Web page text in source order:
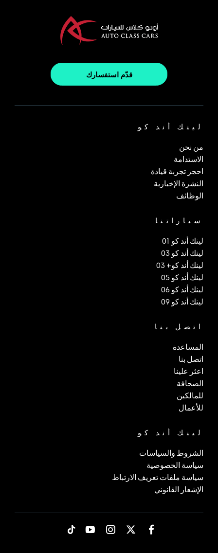
قدّم استفسارك
لينك أند كو
من نحن
الاستدامة
احجز تجربة قيادة
النشرة الإخبارية
الوظائف
سياراتنا
لينك أند كو 01
لينك أند كو 03
لينك أند كو+ 03
لينك أند كو 05
لينك أند كو 06
لينك أند كو 09
اتصل بنا
المساعدة
اتصل بنا
اعثر علينا
الصحافة
للمالكين
للأعمال
لينك أند كو
الشروط والسياسات
سياسة الخصوصية
سياسة ملفات تعريف الارتباط
الإشعار القانوني